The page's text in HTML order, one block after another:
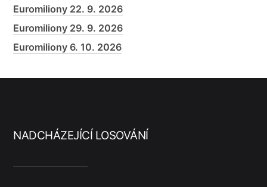
Euromiliony 22. 9. 2026
Euromiliony 29. 9. 2026
Euromiliony 6. 10. 2026
NADCHÁZEJÍCÍ LOSOVÁNÍ